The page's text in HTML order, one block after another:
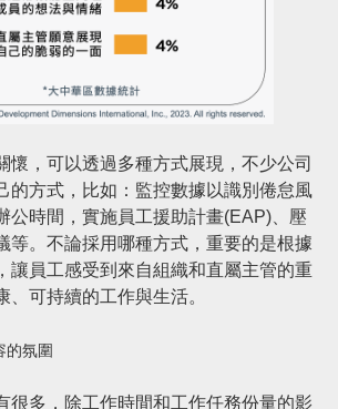
懷，可以透過多種方式展現，不少公司
的方式，比如：監控數據以識別倦怠風
公時間，實施員工援助計畫(EAP)、壓
等。不論採用哪種方式，重要的是根據
讓員工感受到來自組織和直屬主管的重
、可持續的工作與生活。
的氛圍
很多，除工作時間和工作任務份量的影